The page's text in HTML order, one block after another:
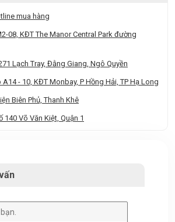
mua hàng
08, KĐT The Manor Central Park đường
Lạch Tray, Đằng Giang, Ngô Quyền
A14 - 10, KĐT Monbay, P Hồng Hải, TP Hạ Long
Biên Phủ, Thanh Khê
140 Võ Văn Kiệt, Quận 1